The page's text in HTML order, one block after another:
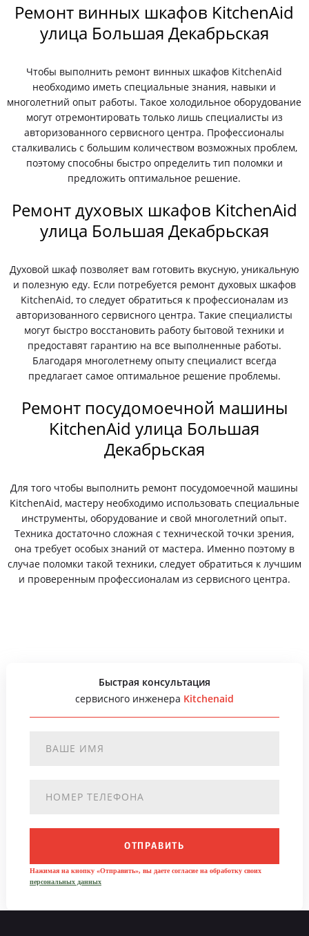
Ремонт винных шкафов KitchenAid
улица Большая Декабрьская
Чтобы выполнить ремонт винных шкафов KitchenAid
необходимо иметь специальные знания, навыки и
многолетний опыт работы. Такое холодильное оборудование
могут отремонтировать только лишь специалисты из
авторизованного сервисного центра. Профессионалы
сталкивались с большим количеством возможных проблем,
поэтому способны быстро определить тип поломки и
предложить оптимальное решение.
Ремонт духовых шкафов KitchenAid
улица Большая Декабрьская
Духовой шкаф позволяет вам готовить вкусную, уникальную
и полезную еду. Если потребуется ремонт духовых шкафов
KitchenAid, то следует обратиться к профессионалам из
авторизованного сервисного центра. Такие специалисты
могут быстро восстановить работу бытовой техники и
предоставят гарантию на все выполненные работы.
Благодаря многолетнему опыту специалист всегда
предлагает самое оптимальное решение проблемы.
Ремонт посудомоечной машины
KitchenAid улица Большая
Декабрьская
Для того чтобы выполнить ремонт посудомоечной машины
KitchenAid, мастеру необходимо использовать специальные
инструменты, оборудование и свой многолетний опыт.
Техника достаточно сложная с технической точки зрения,
она требует особых знаний от мастера. Именно поэтому в
случае поломки такой техники, следует обратиться к лучшим
и проверенным профессионалам из сервисного центра.
Быстрая консультация
сервисного инженера Kitchenaid
ОТПРАВИТЬ
Нажимая на кнопку «Отправить», вы даете согласие на обработку своих
персональных данных